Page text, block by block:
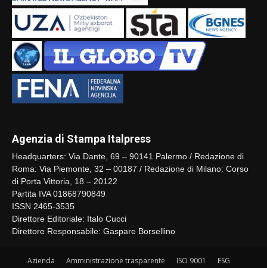
Agenzia di Stampa Italpress
Headquarters: Via Dante, 69 – 90141 Palermo / Redazione di
Roma: Via Piemonte, 32 – 00187 / Redazione di Milano: Corso
di Porta Vittoria, 18 – 20122
Partita IVA 01868790849
ISSN 2465-3535
Direttore Editoriale: Italo Cucci
Direttore Responsabile: Gaspare Borsellino
Azienda Amministrazione trasparente ISO 9001 ESG